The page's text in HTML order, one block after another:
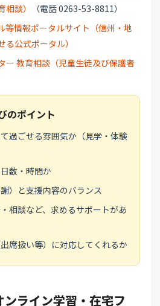
談）
（電話 0263-53-8811）
等情報ポータルサイト（信州・地
公式ポータル）
ー 教育相談（児童生徒及び保護者
のポイント
過ごせる雰囲気か（見学・体験
数・時間か
）と支援内容のバランス
相談など、求めるサポートがあ
席扱い等）に対応してくれるか
ンライン学習・在宅フ